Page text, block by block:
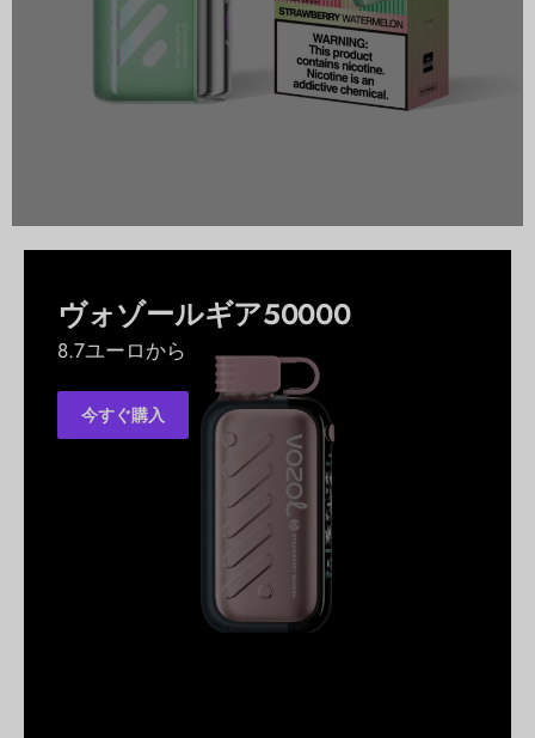
ヴォゾールギア50000
8.7ユーロから
今すぐ購入